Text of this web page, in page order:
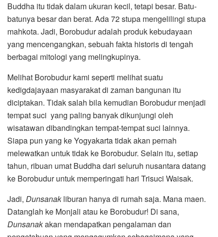
Buddha itu tidak dalam ukuran kecil, tetapi besar. Batu-
batunya besar dan berat. Ada 72 stupa mengelilingi stupa
mahkota. Jadi, Borobudur adalah produk kebudayaan
yang mencengangkan, sebuah fakta historis di tengah
berbagai mitologi yang melingkupinya.
Melihat Borobudur kami seperti melihat suatu
kedigdajayaan masyarakat di zaman bangunan itu
diciptakan. Tidak salah bila kemudian Borobudur menjadi
tempat suci yang paling banyak dikunjungi oleh
wisatawan dibandingkan tempat-tempat suci lainnya.
Siapa pun yang ke Yogyakarta tidak akan pernah
melewatkan untuk tidak ke Borobudur. Selain itu, setiap
tahun, ribuan umat Buddha dari seluruh nusantara datang
ke Borobudur untuk memperingati hari Trisuci Waisak.
Jadi, Dunsanakliburan hanya di rumah saja. Mana maen.
Datanglah ke Monjali atau ke Borobudur! Di sana,
Dunsanakakan mendapatkan pengalaman dan